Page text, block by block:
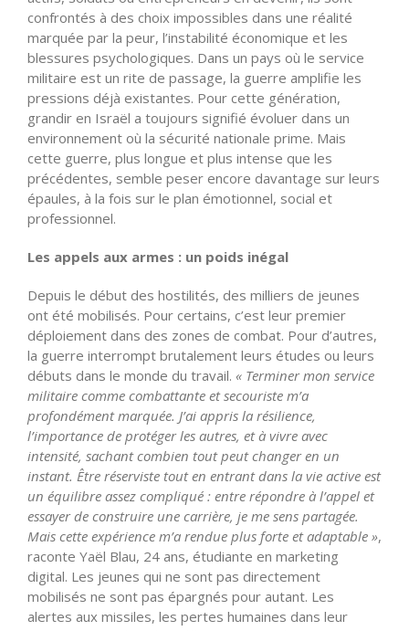
confrontés à des choix impossibles dans une réalité
marquée par la peur, l’instabilité économique et les
blessures psychologiques. Dans un pays où le service
militaire est un rite de passage, la guerre amplifie les
pressions déjà existantes. Pour cette génération,
grandir en Israël a toujours signifié évoluer dans un
environnement où la sécurité nationale prime. Mais
cette guerre, plus longue et plus intense que les
précédentes, semble peser encore davantage sur leurs
épaules, à la fois sur le plan émotionnel, social et
professionnel.
Les appels aux armes : un poids inégal
Depuis le début des hostilités, des milliers de jeunes
ont été mobilisés. Pour certains, c’est leur premier
déploiement dans des zones de combat. Pour d’autres,
la guerre interrompt brutalement leurs études ou leurs
débuts dans le monde du travail. « Terminer mon service
militaire comme combattante et secouriste m’a
profondément marquée. J’ai appris la résilience,
l’importance de protéger les autres, et à vivre avec
intensité, sachant combien tout peut changer en un
instant. Être réserviste tout en entrant dans la vie active est
un équilibre assez compliqué : entre répondre à l’appel et
essayer de construire une carrière, je me sens partagée.
Mais cette expérience m’a rendue plus forte et adaptable »,
raconte Yaël Blau, 24 ans, étudiante en marketing
digital. Les jeunes qui ne sont pas directement
mobilisés ne sont pas épargnés pour autant. Les
alertes aux missiles, les pertes humaines dans leur